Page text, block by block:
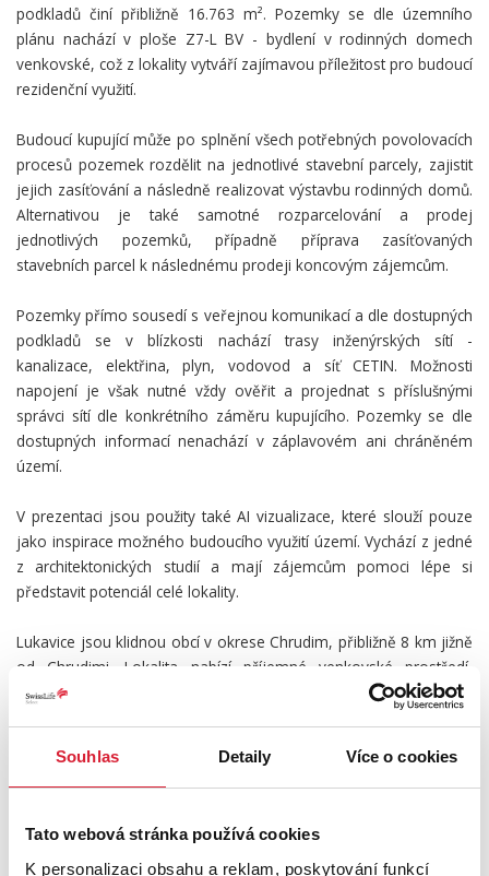
Souhlas Detaily Více o cookies
Tato webová stránka používá cookies
K personalizaci obsahu a reklam, poskytování funkcí
podkladů činí přibližně 16.763 m². Pozemky se dle územního
plánu nachází v ploše Z7-L BV - bydlení v rodinných domech
venkovské, což z lokality vytváří zajímavou příležitost pro budoucí
rezidenční využití.
Budoucí kupující může po splnění všech potřebných povolovacích
procesů pozemek rozdělit na jednotlivé stavební parcely, zajistit
jejich zasíťování a následně realizovat výstavbu rodinných domů.
Alternativou je také samotné rozparcelování a prodej
jednotlivých pozemků, případně příprava zasíťovaných
stavebních parcel k následnému prodeji koncovým zájemcům.
Pozemky přímo sousedí s veřejnou komunikací a dle dostupných
podkladů se v blízkosti nachází trasy inženýrských sítí -
kanalizace, elektřina, plyn, vodovod a síť CETIN. Možnosti
napojení je však nutné vždy ověřit a projednat s příslušnými
správci sítí dle konkrétního záměru kupujícího. Pozemky se dle
dostupných informací nenachází v záplavovém ani chráněném
území.
V prezentaci jsou použity také AI vizualizace, které slouží pouze
jako inspirace možného budoucího využití území. Vychází z jedné
z architektonických studií a mají zájemcům pomoci lépe si
představit potenciál celé lokality.
Lukavice jsou klidnou obcí v okrese Chrudim, přibližně 8 km jižně
od Chrudimi. Lokalita nabízí příjemné venkovské prostředí,
dobrou dostupnost do Chrudimi i okolních měst a zároveň
potenciál pro vznik nové rezidenční části s rodinnými domy.
Tato nabídka je vhodná především pro investora, který hledá
pozemek s jasným rozvojovým potenciálem a možností dalšího
Pro více informací, podklady k pozemkům nebo domluvení